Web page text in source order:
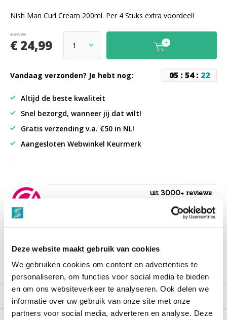
Deze website maakt gebruik van cookies
We gebruiken cookies om content en advertenties te
personaliseren, om functies voor social media te bieden
en om ons websiteverkeer te analyseren. Ook delen we
informatie over uw gebruik van onze site met onze
partners voor social media, adverteren en analyse. Deze
Nish Man Curl Cream 200ml. Per 4 Stuks extra voordeel!
€ 27,96
€ 24,99
Vandaag verzonden? Je hebt nog: 05 : 54: 22
Altijd de beste kwaliteit
Snel bezorgd, wanneer jij dat wilt!
Gratis verzending v.a. €50 in NL!
Aangesloten Webwinkel Keurmerk
uit 3000+ reviews
Productomschrijving